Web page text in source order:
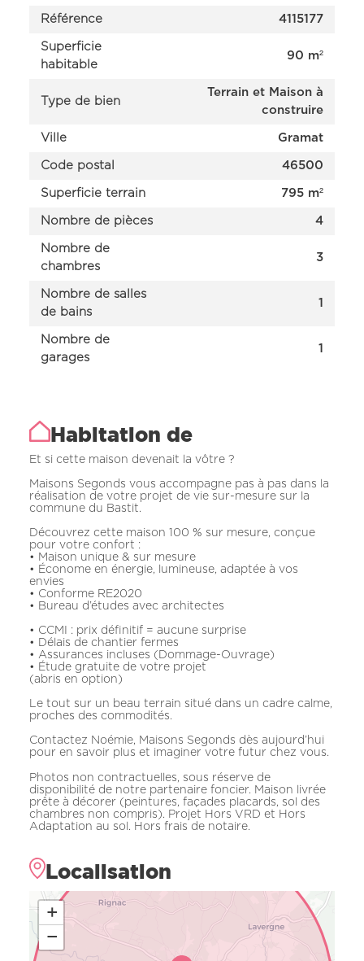
Nos projets en cours d’étude
Nous connaître
Référence 4115177
Superficie
habitable
90 m²
Type de bien
Terrain et Maison à
construire
Ville Gramat
Code postal 46500
Superficie terrain 795 m²
Nombre de pièces 4
Nombre de
chambres
3
Nombre de salles
de bains
1
Nombre de
garages
1
Habitation de
Et si cette maison devenait la vôtre ?
Maisons Segonds vous accompagne pas à pas dans la
réalisation de votre projet de vie sur-mesure sur la
commune du Bastit.
Découvrez cette maison 100 % sur mesure, conçue
pour votre confort :
• Maison unique & sur mesure
• Économe en énergie, lumineuse, adaptée à vos
envies
• Conforme RE2020
• Bureau d’études avec architectes
• CCMI : prix définitif = aucune surprise
• Délais de chantier fermes
• Assurances incluses (Dommage-Ouvrage)
• Étude gratuite de votre projet
(abris en option)
Le tout sur un beau terrain situé dans un cadre calme,
proches des commodités.
Contactez Noémie, Maisons Segonds dès aujourd’hui
pour en savoir plus et imaginer votre futur chez vous.
Photos non contractuelles, sous réserve de
disponibilité de notre partenaire foncier. Maison livrée
prête à décorer (peintures, façades placards, sol des
chambres non compris). Projet Hors VRD et Hors
Adaptation au sol. Hors frais de notaire.
Localisation
+
−